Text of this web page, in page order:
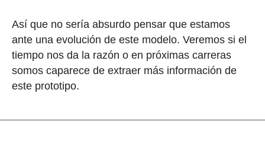
Así que no sería absurdo pensar que estamos
ante una evolución de este modelo. Veremos si el
tiempo nos da la razón o en próximas carreras
somos caparece de extraer más información de
este prototipo.